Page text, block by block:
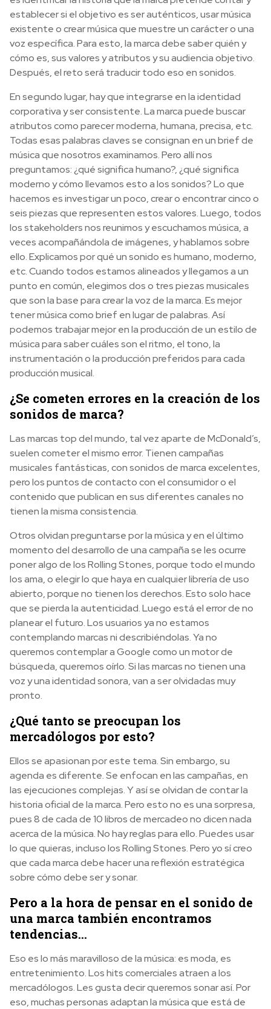
establecer si el objetivo es ser auténticos, usar música
existente o crear música que muestre un carácter o una
voz específica. Para esto, la marca debe saber quién y
cómo es, sus valores y atributos y su audiencia objetivo.
Después, el reto será traducir todo eso en sonidos.
En segundo lugar, hay que integrarse en la identidad
corporativa y ser consistente. La marca puede buscar
atributos como parecer moderna, humana, precisa, etc.
Todas esas palabras claves se consignan en un brief de
música que nosotros examinamos. Pero allí nos
preguntamos: ¿qué significa humano?, ¿qué significa
moderno y cómo llevamos esto a los sonidos? Lo que
hacemos es investigar un poco, crear o encontrar cinco o
seis piezas que representen estos valores. Luego, todos
los stakeholders nos reunimos y escuchamos música, a
veces acompañándola de imágenes, y hablamos sobre
ello. Explicamos por qué un sonido es humano, moderno,
etc. Cuando todos estamos alineados y llegamos a un
punto en común, elegimos dos o tres piezas musicales
que son la base para crear la voz de la marca. Es mejor
tener música como brief en lugar de palabras. Así
podemos trabajar mejor en la producción de un estilo de
música para saber cuáles son el ritmo, el tono, la
instrumentación o la producción preferidos para cada
producción musical.
¿Se cometen errores en la creación de los
sonidos de marca?
Las marcas top del mundo, tal vez aparte de McDonald’s,
suelen cometer el mismo error. Tienen campañas
musicales fantásticas, con sonidos de marca excelentes,
pero los puntos de contacto con el consumidor o el
contenido que publican en sus diferentes canales no
tienen la misma consistencia.
Otros olvidan preguntarse por la música y en el último
momento del desarrollo de una campaña se les ocurre
poner algo de los Rolling Stones, porque todo el mundo
los ama, o elegir lo que haya en cualquier librería de uso
abierto, porque no tienen los derechos. Esto solo hace
que se pierda la autenticidad. Luego está el error de no
planear el futuro. Los usuarios ya no estamos
contemplando marcas ni describiéndolas. Ya no
queremos contemplar a Google como un motor de
búsqueda, queremos oírlo. Si las marcas no tienen una
voz y una identidad sonora, van a ser olvidadas muy
pronto.
¿Qué tanto se preocupan los
mercadólogos por esto?
Ellos se apasionan por este tema. Sin embargo, su
agenda es diferente. Se enfocan en las campañas, en
las ejecuciones complejas. Y así se olvidan de contar la
historia oficial de la marca. Pero esto no es una sorpresa,
pues 8 de cada de 10 libros de mercadeo no dicen nada
acerca de la música. No hay reglas para ello. Puedes usar
lo que quieras, incluso los Rolling Stones. Pero yo sí creo
que cada marca debe hacer una reflexión estratégica
sobre cómo debe ser y sonar.
Pero a la hora de pensar en el sonido de
una marca también encontramos
tendencias…
Eso es lo más maravilloso de la música: es moda, es
entretenimiento. Los hits comerciales atraen a los
mercadólogos. Les gusta decir queremos sonar así. Por
eso, muchas personas adaptan la música que está de